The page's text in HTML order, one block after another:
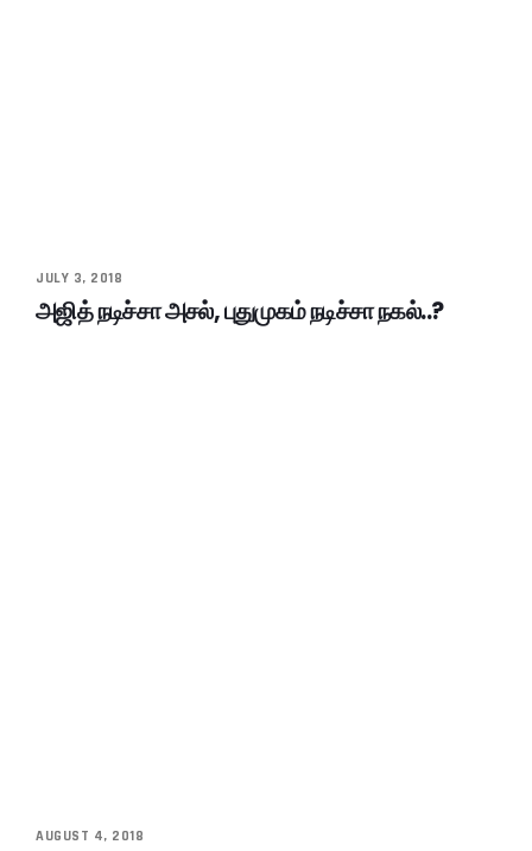
JULY 3, 2018
அஜித் நடிச்சா அசல், புதுமுகம் நடிச்சா நகல்..?
AUGUST 4, 2018